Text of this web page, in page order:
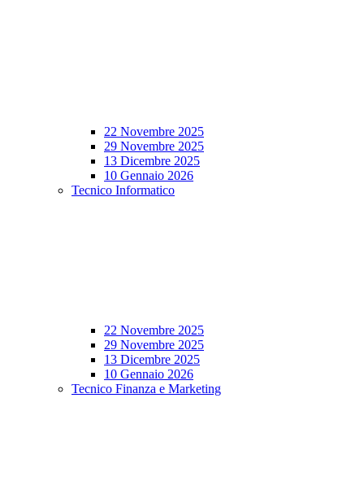
22 Novembre 2025
29 Novembre 2025
13 Dicembre 2025
10 Gennaio 2026
Tecnico Informatico
22 Novembre 2025
29 Novembre 2025
13 Dicembre 2025
10 Gennaio 2026
Tecnico Finanza e Marketing